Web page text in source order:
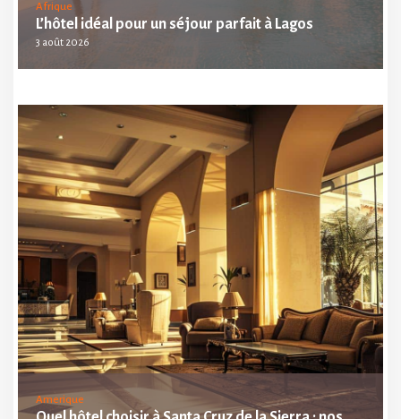
Afrique
L’hôtel idéal pour un séjour parfait à Lagos
3 août 2026
Amerique